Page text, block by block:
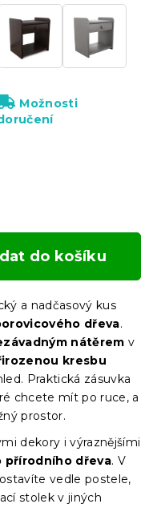
Možnosti
do košíku
a nadčasový kus
dřeva.
nátěrem v
kresbu
Praktická zásuvka
chcete mít po ruce, a
prostor.
dekory i výraznějšími
přírodního dřeva. V
vedle postele,
stolek v jiných